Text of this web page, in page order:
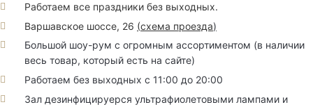
Работаем все праздники без выходных.
Варшавское шоссе, 26 (схема проезда)
Большой шоу-рум с огромным ассортиментом (в наличии
весь товар, который есть на сайте)
Работаем без выходных с 11:00 до 20:00
Зал дезинфицируерся ультрафиолетовыми лампами и